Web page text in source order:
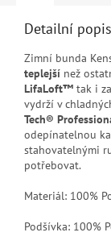
Detailní
Zimní bunda
teplejší než
LifaLoft™ tak i
vydrží v
Tech®
odepínatelnou
stahovatelnými
potřebovat.
Materiál: 100%
Podšívka: 100%